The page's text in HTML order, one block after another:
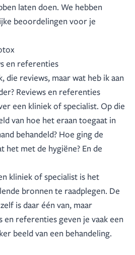
laten doen. We hebben
beoordelingen voor je
en referenties
die reviews, maar wat heb ik aan
Reviews en referenties
een kliniek of specialist. Op die
van hoe het eraan toegaat in
behandeld? Hoe ging de
het met de hygiëne? En de
kliniek of specialist is het
bronnen te raadplegen. De
is daar één van, maar
en referenties geven je vaak een
beeld van een behandeling.